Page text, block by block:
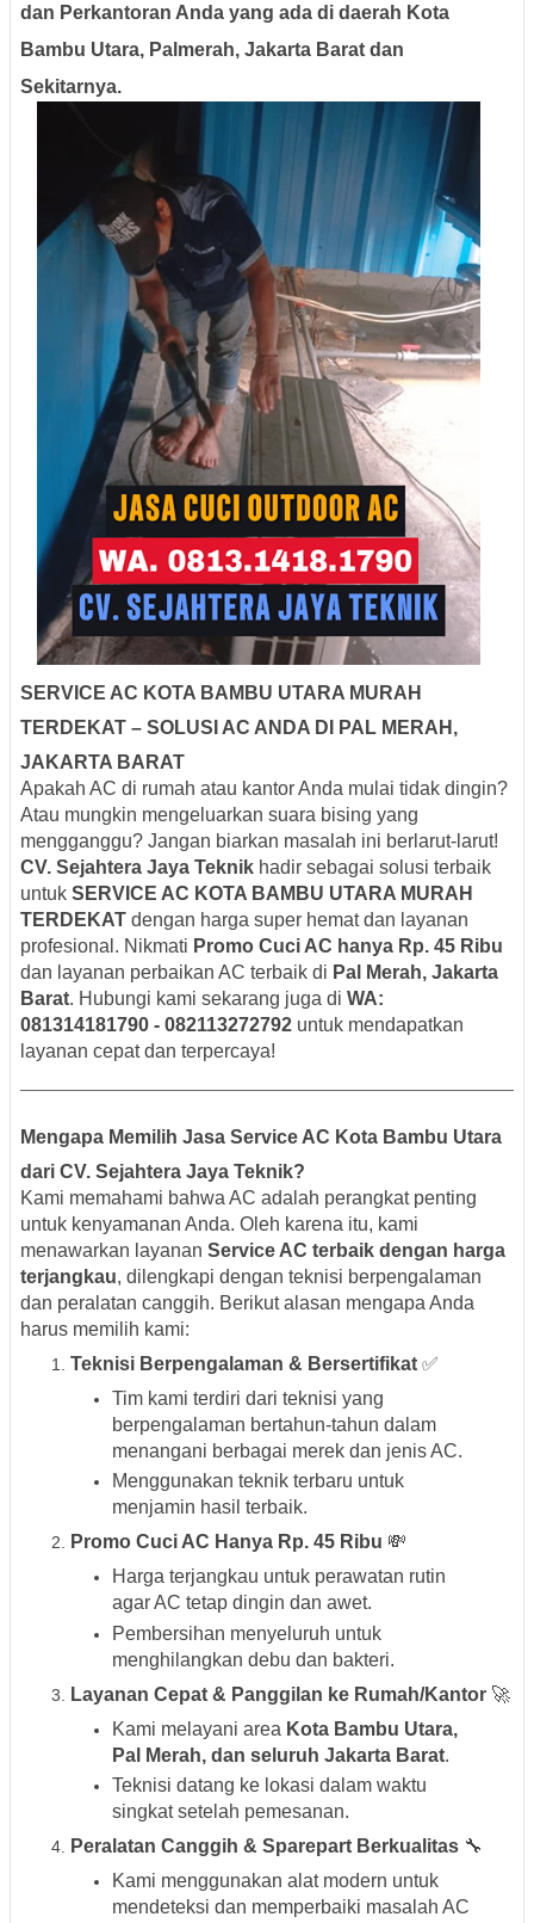
dan Perkantoran Anda yang ada di daerah Kota
Bambu Utara, Palmerah, Jakarta Barat dan
Sekitarnya.
SERVICE AC KOTA BAMBU UTARA MURAH
TERDEKAT – SOLUSI AC ANDA DI PAL MERAH,
JAKARTA BARAT
Apakah AC di rumah atau kantor Anda mulai tidak dingin?
Atau mungkin mengeluarkan suara bising yang
mengganggu? Jangan biarkan masalah ini berlarut-larut!
CV. Sejahtera Jaya Teknik hadir sebagai solusi terbaik
untuk SERVICE AC KOTA BAMBU UTARA MURAH
TERDEKAT dengan harga super hemat dan layanan
profesional. Nikmati Promo Cuci AC hanya Rp. 45 Ribu
dan layanan perbaikan AC terbaik di Pal Merah, Jakarta
Barat. Hubungi kami sekarang juga di WA:
081314181790 - 082113272792 untuk mendapatkan
layanan cepat dan terpercaya!
Mengapa Memilih Jasa Service AC Kota Bambu Utara
dari CV. Sejahtera Jaya Teknik?
Kami memahami bahwa AC adalah perangkat penting
untuk kenyamanan Anda. Oleh karena itu, kami
menawarkan layanan Service AC terbaik dengan harga
terjangkau, dilengkapi dengan teknisi berpengalaman
dan peralatan canggih. Berikut alasan mengapa Anda
harus memilih kami:
Teknisi Berpengalaman & Bersertifikat ✅
Tim kami terdiri dari teknisi yang
berpengalaman bertahun-tahun dalam
menangani berbagai merek dan jenis AC.
Menggunakan teknik terbaru untuk
menjamin hasil terbaik.
Promo Cuci AC Hanya Rp. 45 Ribu 💸
Harga terjangkau untuk perawatan rutin
agar AC tetap dingin dan awet.
Pembersihan menyeluruh untuk
menghilangkan debu dan bakteri.
Layanan Cepat & Panggilan ke Rumah/Kantor 🚀
Kami melayani area Kota Bambu Utara,
Pal Merah, dan seluruh Jakarta Barat.
Teknisi datang ke lokasi dalam waktu
singkat setelah pemesanan.
Peralatan Canggih & Sparepart Berkualitas 🔧
Kami menggunakan alat modern untuk
mendeteksi dan memperbaiki masalah AC